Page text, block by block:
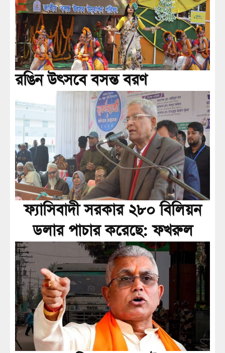
রঙিন উৎসবে বসন্ত বরণ
ফ্যাসিবাদী সরকার ২৮০ বিলিয়ন
ডলার পাচার করেছে: ফখরুল